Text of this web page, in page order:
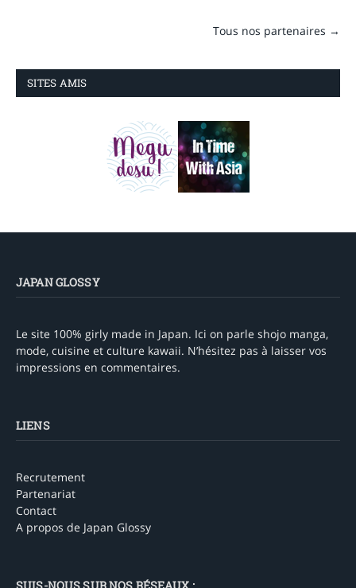
Tous nos partenaires →
SITES AMIS
JAPAN GLOSSY
Le site 100% girly made in Japan. Ici on parle shojo manga,
mode, cuisine et culture kawaii. N’hésitez pas à laisser vos
impressions en commentaires.
LIENS
Recrutement
Partenariat
Contact
A propos de Japan Glossy